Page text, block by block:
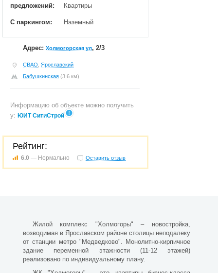
предложений:
Квартиры
С паркингом: Наземный
Адрес: Холмогорская ул, 2/3
СВАО Ярославский
Бабушкинская (3.6 км)
Информацию об объекте можно получить
у: ЮИТ СитиСтрой
Рейтинг:
6.0 — Нормально Оставить отзыв
Жилой комплекс "Холмогоры" – новостройка,
возводимая в Ярославском районе столицы неподалеку
от станции метро "Медведково". Монолитно-кирпичное
здание переменной этажности (11-12 этажей)
реализовано по индивидуальному плану.